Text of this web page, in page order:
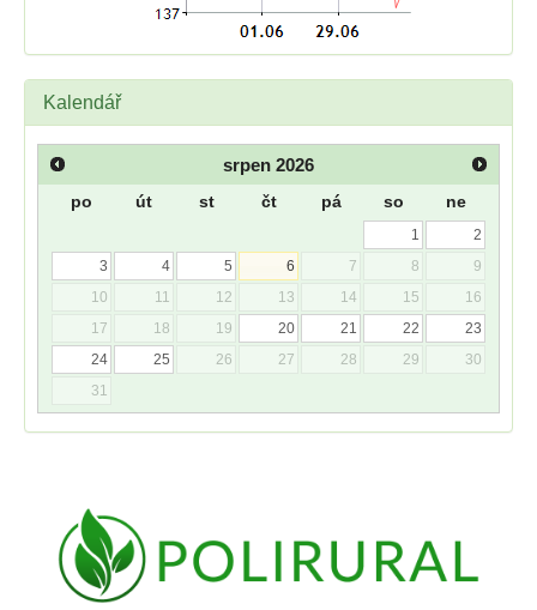
Kalendář
srpen 2026
po út st čt pá so ne
1
2
3
4 5 6 7 8
9
10
11 12 13 14 15
16
17
18 19 20 21 22
23
24
25 26 27 28 29
30
31